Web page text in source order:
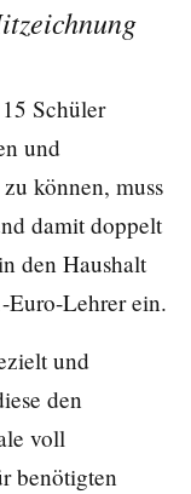
Schüler
und
können, muss
damit doppelt
den Haushalt
Euro-Lehrer ein.
und
den
voll
benötigten